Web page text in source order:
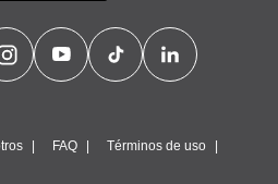
FAQ Términos de uso